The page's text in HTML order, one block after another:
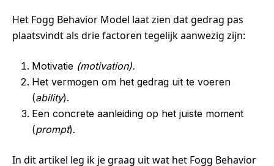
Het Fogg Behavior Model laat zien dat gedrag pas
plaatsvindt als drie factoren tegelijk aanwezig zijn:
Motivatie (motivation).
Het vermogen om het gedrag uit te voeren
(ability).
Een concrete aanleiding op het juiste moment
(prompt).
In dit artikel leg ik je graag uit wat het Fogg Behavior